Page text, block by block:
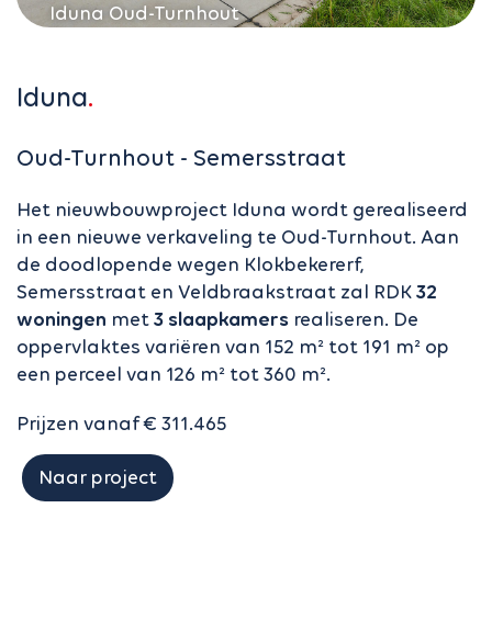
Iduna Oud-Turnhout
Iduna
Oud-Turnhout - Semersstraat
Het nieuwbouwproject Iduna wordt gerealiseerd
in een nieuwe verkaveling te Oud-Turnhout. Aan
de doodlopende wegen Klokbekererf,
Semersstraat en Veldbraakstraat zal RDK32
woningen met3 slaapkamers realiseren. De
oppervlaktes variëren van 152 m² tot 191 m² op
een perceel van 126 m² tot 360 m².
Prijzen vanaf € 311.465
Naar project